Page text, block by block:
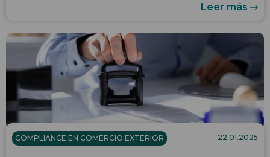
Leer más
COMPLIANCE EN COMERCIO EXTERIOR 22.01.2025